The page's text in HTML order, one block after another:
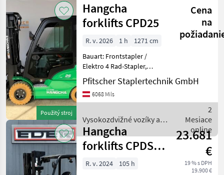
Kategória 1 Krajina
AKTUÁLNA
CESTA
Hangcha
Forklifts
VYBRAŤ
KATEGÓRIU
poľnohospodárska technika
29
MARKETPLACE
Marketplace
Ponuky
Drobné
Resetovať
Zobraziť
výsledkov
Použitý stroj
Hangcha
forklifts CPD25
Cena
na
R. v. 2026 1 h
1271 cm
Bauart: Frontstapler /
Elektro 4 Rad-Stapler,
Tragkraft: 2500kg, Hubhöhe:
5000mm, Bauhöhe:
2300mm, Freihub: 1639mm,
Batterie: Lithium-Ionen Bj. 2
Pfitscher Staplertechnik GmbH
6068 Mils
Vysokozdvižné vozíky a
skladová technika /
Hangcha forklifts
2
Mesiace
online
Hangcha
forklifts CPDS
20-XCC2GSI
23.681
€
19 % s DPH
19.900 €
R. v. 2024
105 h